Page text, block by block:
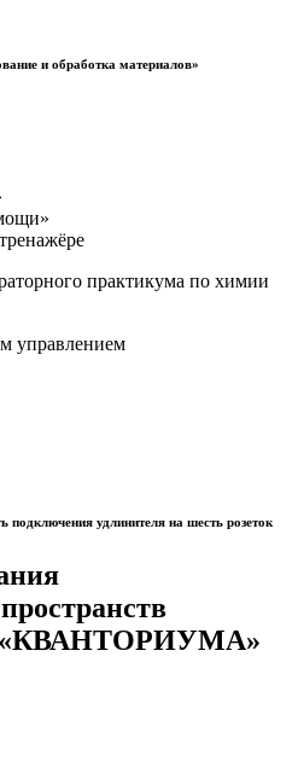
и обработка материалов»
практикума по химии
управлением
подключения удлинителя на шесть розеток
«КВАНТОРИУМА»